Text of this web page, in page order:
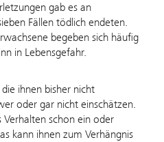
gab es an
Fällen tödlich endeten.
begeben sich häufig
in Lebensgefahr.
ihnen bisher nicht
oder gar nicht einschätzen.
Verhalten schon ein oder
kann ihnen zum Verhängnis